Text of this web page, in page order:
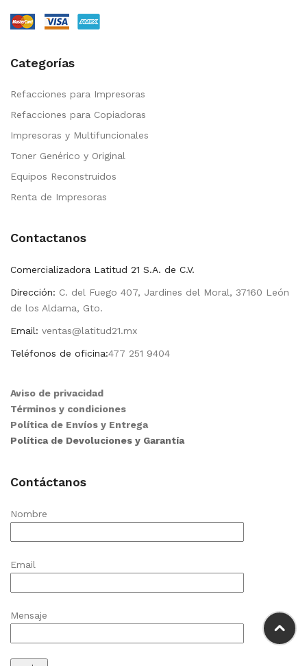
Categorías
Refacciones para Impresoras
Refacciones para Copiadoras
Impresoras y Multifuncionales
Toner Genérico y Original
Equipos Reconstruidos
Renta de Impresoras
Contactanos
Comercializadora Latitud 21 S.A. de C.V.
Dirección: C. del Fuego 407, Jardines del Moral, 37160 León
de los Aldama, Gto.
Email: ventas@latitud21.mx
Teléfonos de oficina:477 251 9404
Aviso de privacidad
Términos y condiciones
Política de Envíos y Entrega
Política de Devoluciones y Garantía
Contáctanos
Nombre
Email
Mensaje